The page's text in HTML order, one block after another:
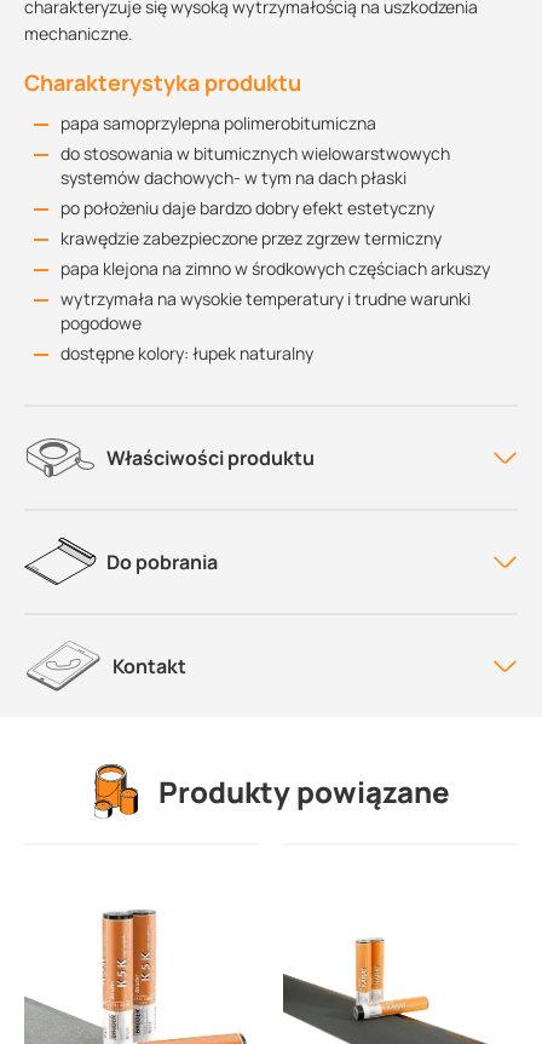
charakteryzuje się wysoką wytrzymałością na uszkodzenia
mechaniczne.
Charakterystyka produktu
papa samoprzylepna polimerobitumiczna
do stosowania w bitumicznych wielowarstwowych
systemów dachowych- w tym na dach płaski
po położeniu daje bardzo dobry efekt estetyczny
krawędzie zabezpieczone przez zgrzew termiczny
papa klejona na zimno w środkowych częściach arkuszy
wytrzymała na wysokie temperatury i trudne warunki
pogodowe
dostępne kolory: łupek naturalny
Właściwości produktu
Do pobrania
Kontakt
Produkty powiązane